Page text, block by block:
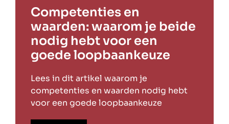
Competenties en
waarden: waarom je beide
nodig hebt voor een
goede loopbaankeuze
Lees in dit artikel waarom je
competenties en waarden nodig hebt
voor een goede loopbaankeuze